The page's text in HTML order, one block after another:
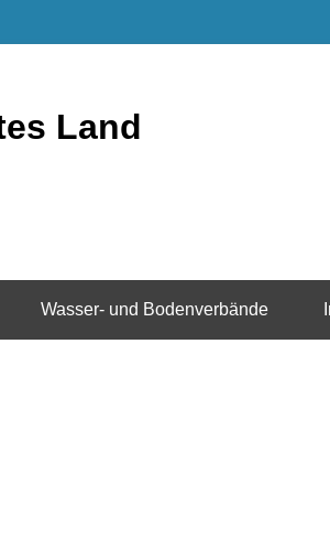
Land
Wasser- und Bodenverbände